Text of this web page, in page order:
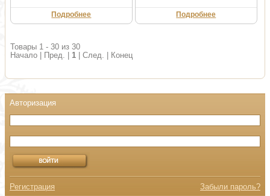
Подробнее Подробнее
Товары 1 - 30 из 30
Начало | Пред. | 1 | След. | Конец
Регистрация Забыли пароль?